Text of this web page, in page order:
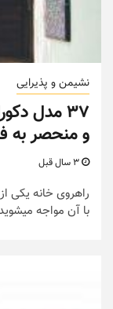
نشیمن و پذیرایی
۳۷ مدل
و منحصر به
راهروی خانه یکی
با آن مواجه